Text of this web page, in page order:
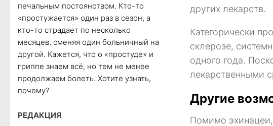
других лекарств.
Категорически
склерозе,
одного года.
лекарственными
Другие
Помимо
печальным постоянством. Кто-то
«простужается» один раз в сезон, а
кто-то страдает по несколько
месяцев, сменяя один больничный на
другой. Кажется, что о «простуде» и
гриппе знаем всё, но тем не менее
продолжаем болеть. Хотите узнать,
почему?
РЕДАКЦИЯ